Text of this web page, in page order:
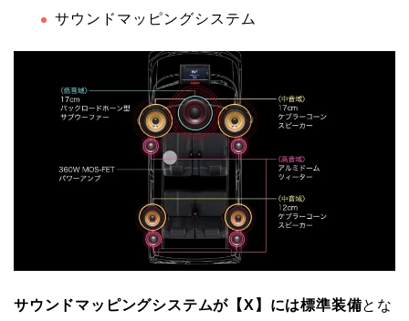
サウンドマッピングシステム
サウンドマッピングシステムが【X】には標準装備とな